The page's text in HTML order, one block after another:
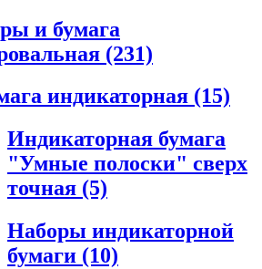
и бумага
(231)
индикаторная (15)
Индикаторная бумага
"Умные полоски" сверх
точная (5)
Наборы индикаторной
бумаги (10)